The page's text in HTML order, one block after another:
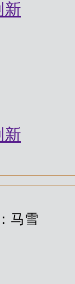
新
新
马雪